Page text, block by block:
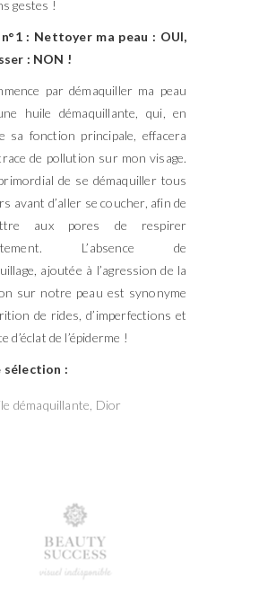
gestes !
n°1 : Nettoyer ma peau : OUI,
: NON !
par démaquiller ma peau
huile démaquillante, qui, en
sa fonction principale, effacera
de pollution sur mon visage.
de se démaquiller tous
avant d’aller se coucher, afin de
aux pores de respirer
L’absence de
ajoutée à l’agression de la
sur notre peau est synonyme
de rides, d’imperfections et
d’éclat de l’épiderme !
sélection :
démaquillante, Dior